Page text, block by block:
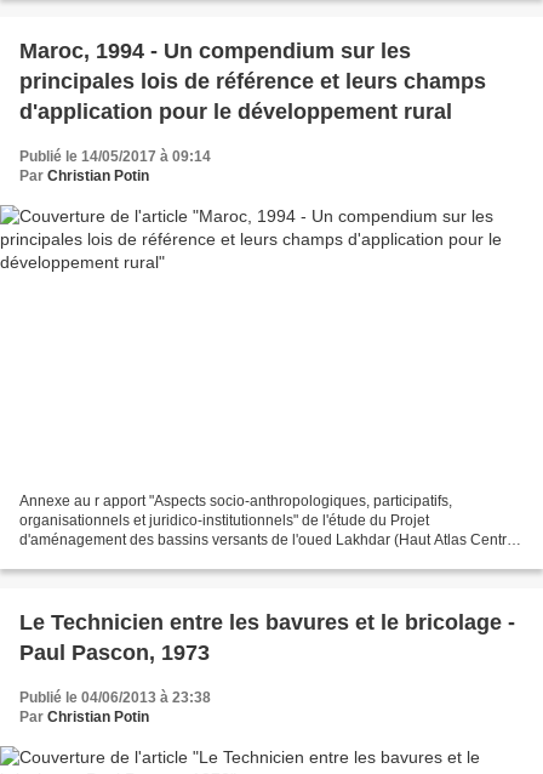
Maroc, 1994 - Un compendium sur les
principales lois de référence et leurs champs
d'application pour le développement rural
Publié le 14/05/2017 à 09:14
Par Christian Potin
Annexe au r apport "Aspects socio-anthropologiques, participatifs,
organisationnels et juridico-institutionnels" de l'étude du Projet
d'aménagement des bassins versants de l'oued Lakhdar (Haut Atlas Central)
Le Technicien entre les bavures et le bricolage -
Paul Pascon, 1973
Publié le 04/06/2013 à 23:38
Par Christian Potin